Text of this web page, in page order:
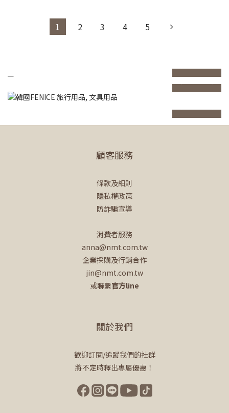
1 2 3 4 5
prev
next
prev
next
prev
next
顧客服務
條款及細則
隱私權政策
防詐騙宣導
消費者服務
anna@nmt.com.tw
企業採購及行銷合作
jin@nmt.com.tw
或聯繫官方line
關於我們
歡迎訂閱/追蹤我們的社群
將不定時釋出專屬優惠！